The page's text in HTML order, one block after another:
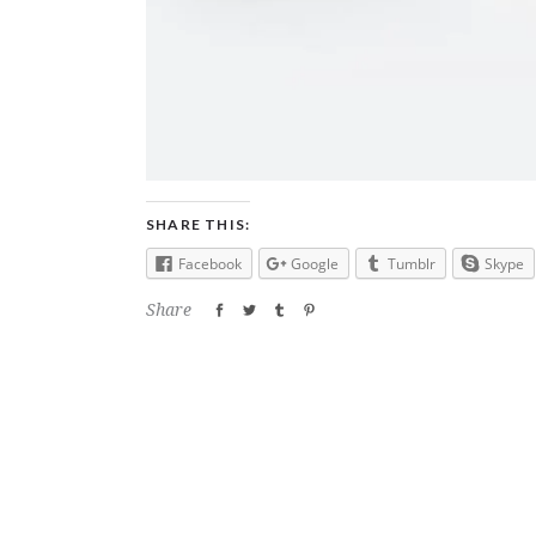
SHARE THIS:
Facebook Google Tumblr Skype
Share